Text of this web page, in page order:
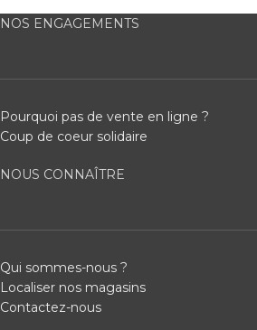
NOS ENGAGEMENTS
Pourquoi pas de vente en ligne ?
Coup de coeur solidaire
NOUS CONNAÎTRE
Qui sommes-nous ?
Localiser nos magasins
Contactez-nous